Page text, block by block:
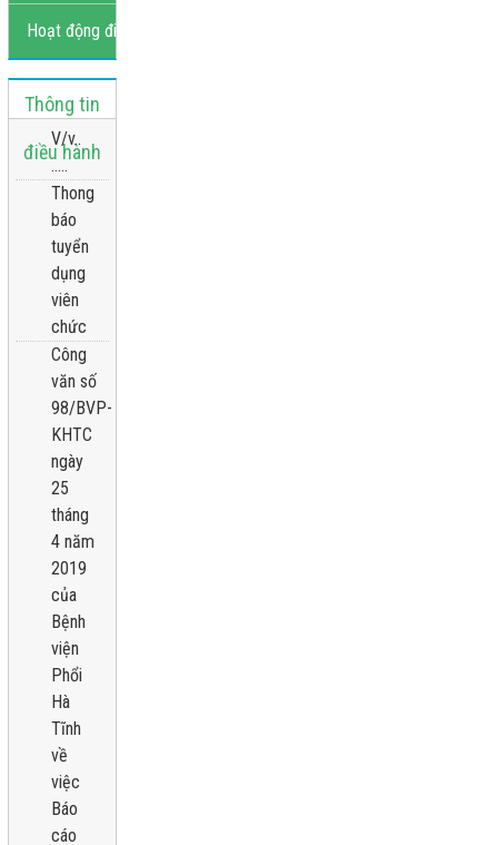
Hoạt động điều hành
Thông tin
điều hành
V/v..
.....
Thong
báo
tuyển
dụng
viên
chức
Công
văn số
98/BVP-
KHTC
ngày
25
tháng
4 năm
2019
của
Bệnh
viện
Phổi
Hà
Tĩnh
về
việc
Báo
cáo